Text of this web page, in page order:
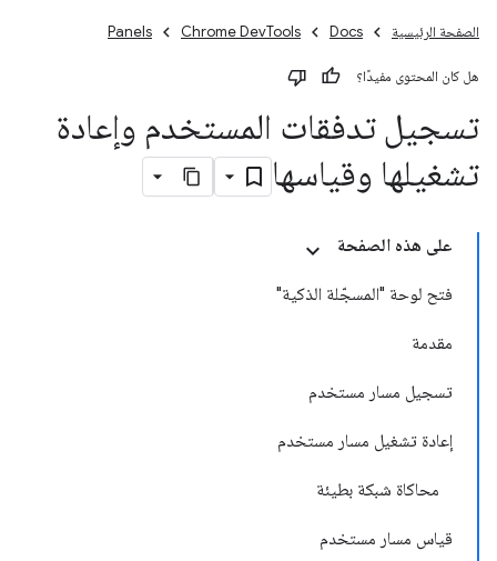
الصفحة الرئيسية Docs
Chrome DevTools
Panels
هل كان المحتوى مفيدًا؟
تسجيل تدفقات المستخدم وإعادة
تشغيلها وقياسها
على هذه الصفحة
فتح لوحة "المسجّلة الذكية"
مقدمة
تسجيل مسار مستخدم
إعادة تشغيل مسار مستخدم
محاكاة شبكة بطيئة
قياس مسار مستخدم